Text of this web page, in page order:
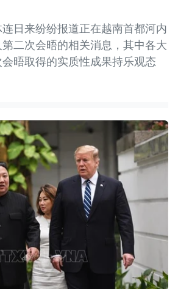
日来纷纷报道正在越南首都河内
二次会晤的相关消息，其中各大
晤取得的实质性成果持乐观态